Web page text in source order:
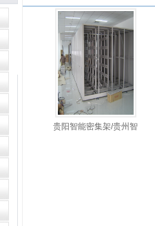
贵阳智能密集架/贵州智